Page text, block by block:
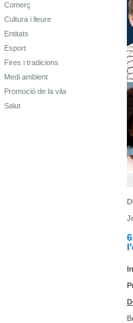
Comerç
Cultura i lleure
Entitats
Esport
Fires i tradicions
Medi ambient
Promoció de la vila
Salut